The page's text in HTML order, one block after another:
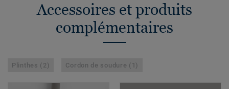
Accessoires et produits
complémentaires
Plinthes (2) Cordon de soudure (1)